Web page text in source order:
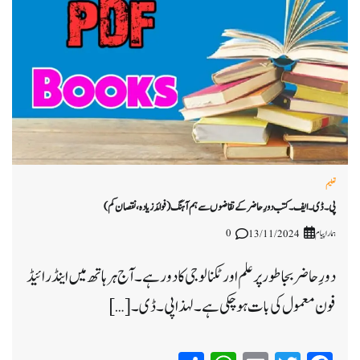
تعلیم
پی۔ڈی۔ایف۔ کتب دورِ حاضر کے تقاضوں سے ہم آہنگ (فوائد زیادہ، نقصان کم)
ہمارا پیام 13/11/2024
0
دورِ حاضر بجا طور پر علم اور ٹکنالوجی کا دور ہے۔ آج ہر ہاتھ میں اینڈرائیڈ
فون معمول کی بات ہو چکی ہے۔ لہذا پی۔ڈی۔ […]